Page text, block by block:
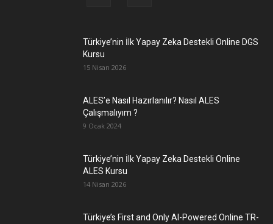
Türkiye’nin İlk Yapay Zeka Destekli Online DGS
Kursu
15 Nisan 2026
ALES’e Nasıl Hazırlanılır? Nasıl ALES
Çalışmalıyım ?
9 Ocak 2024
Türkiye’nin İlk Yapay Zeka Destekli Online
ALES Kursu
14 Nisan 2026
Türkiye’s First and Only AI-Powered Online TR-